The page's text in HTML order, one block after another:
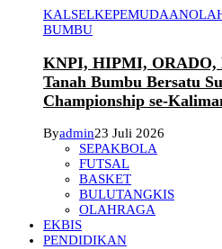
KALSELKEPEMUDAAN
BUMBU
KNPI, HIPMI, ORADO,
Tanah Bumbu Bersatu
Championship se-
Byadmin23 Juli 2026
SEPAKBOLA
FUTSAL
BASKET
BULUTANGKIS
OLAHRAGA
EKBIS
PENDIDIKAN